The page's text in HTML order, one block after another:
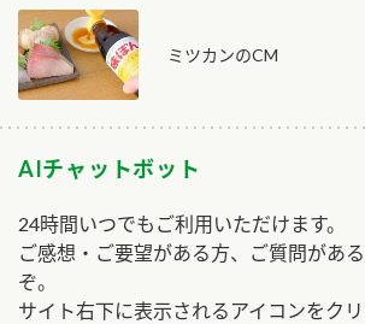
ミツカンのCM
AIチャットボット
24時間いつでもご利用いただけます。
ご感想・ご要望がある方、ご質問があ
ぞ。
サイト右下に表示されるアイコンをク